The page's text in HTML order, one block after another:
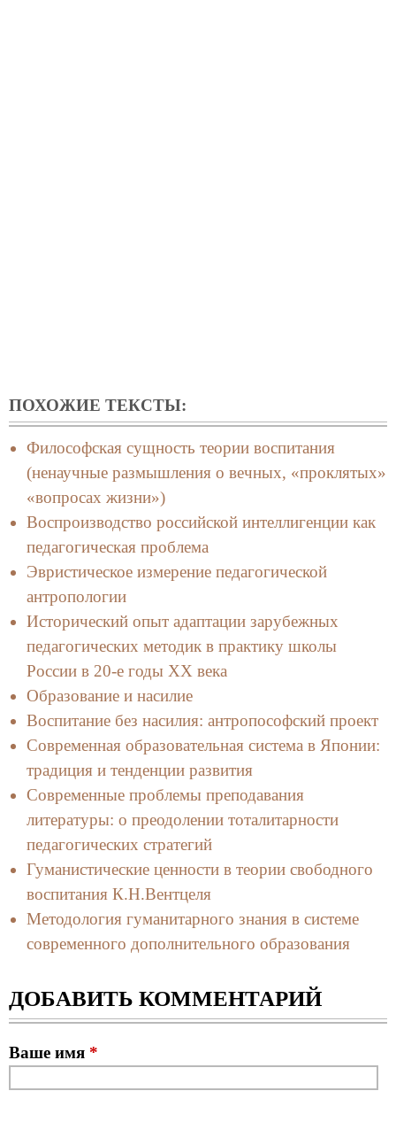
ПОХОЖИЕ ТЕКСТЫ:
Философская сущность теории воспитания
(ненаучные размышления о вечных, «проклятых»
«вопросах жизни»)
Воспроизводство российской интеллигенции как
педагогическая проблема
Эвристическое измерение педагогической
антропологии
Исторический опыт адаптации зарубежных
педагогических методик в практику школы
России в 20-е годы ХХ века
Образование и насилие
Воспитание без насилия: антропософский проект
Современная образовательная система в Японии:
традиция и тенденции развития
Современные проблемы преподавания
литературы: о преодолении тоталитарности
педагогических стратегий
Гуманистические ценности в теории свободного
воспитания К.Н.Вентцеля
Методология гуманитарного знания в системе
современного дополнительного образования
ДОБАВИТЬ КОММЕНТАРИЙ
Ваше имя *